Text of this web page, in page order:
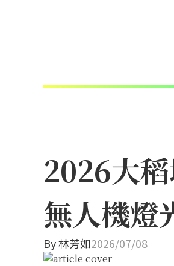
2026大
無人機燈
By林芳如2026/07/08